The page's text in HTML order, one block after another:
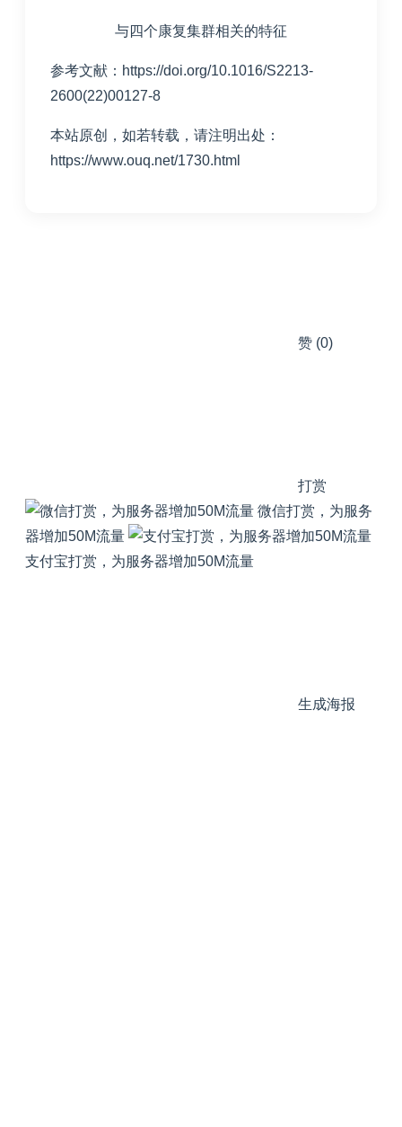
与四个康复集群相关的特征
参考文献：https://doi.org/10.1016/S2213-
2600(22)00127-8
本站原创，如若转载，请注明出处：
https://www.ouq.net/1730.html
赞 (0)
打赏
微信打赏，为服务
器增加50M流量
支付宝打赏，为服务器增加50M流量
生成海报